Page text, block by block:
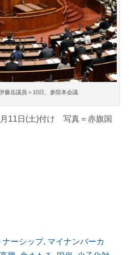
藤岳議員＝10日、参院本会議
月11日(土)付け 写真＝赤旗国
ナーシップ, マイナンバーカ